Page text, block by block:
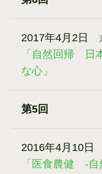
2017年4月2日
「自然回帰 日
な心」
第5回
2016年4月10日
「医食農健 -自